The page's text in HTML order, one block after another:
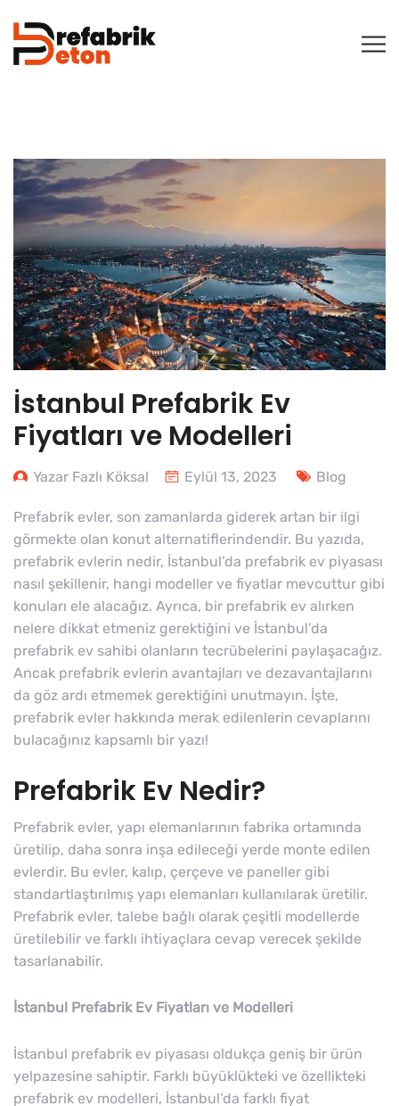
İstanbul Prefabrik Ev
Fiyatları ve Modelleri
Yazar Fazlı Köksal Eylül 13, 2023 Blog
Prefabrik evler, son zamanlarda giderek artan bir ilgi
görmekte olan konut alternatiflerindendir. Bu yazıda,
prefabrik evlerin nedir, İstanbul’da prefabrik ev piyasası
nasıl şekillenir, hangi modeller ve fiyatlar mevcuttur gibi
konuları ele alacağız. Ayrıca, bir prefabrik ev alırken
nelere dikkat etmeniz gerektiğini ve İstanbul’da
prefabrik ev sahibi olanların tecrübelerini paylaşacağız.
Ancak prefabrik evlerin avantajları ve dezavantajlarını
da göz ardı etmemek gerektiğini unutmayın. İşte,
prefabrik evler hakkında merak edilenlerin cevaplarını
bulacağınız kapsamlı bir yazı!
Prefabrik Ev Nedir?
Prefabrik evler, yapı elemanlarının fabrika ortamında
üretilip, daha sonra inşa edileceği yerde monte edilen
evlerdir. Bu evler, kalıp, çerçeve ve paneller gibi
standartlaştırılmış yapı elemanları kullanılarak üretilir.
Prefabrik evler, talebe bağlı olarak çeşitli modellerde
üretilebilir ve farklı ihtiyaçlara cevap verecek şekilde
tasarlanabilir.
İstanbul Prefabrik Ev Fiyatları ve Modelleri
İstanbul prefabrik ev piyasası oldukça geniş bir ürün
yelpazesine sahiptir. Farklı büyüklükteki ve özellikteki
prefabrik ev modelleri, İstanbul’da farklı fiyat